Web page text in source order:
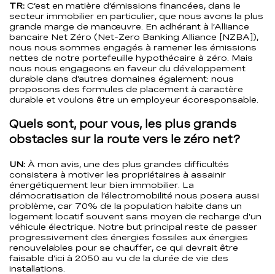
TR: C’est en matière d’émissions financées, dans le
secteur immobilier en particulier, que nous avons la plus
grande marge de manœuvre. En adhérant à l’Alliance
bancaire Net Zéro (Net-Zero Banking Alliance [NZBA]),
nous nous sommes engagés à ramener les émissions
nettes de notre portefeuille hypothécaire à zéro. Mais
nous nous engageons en faveur du développement
durable dans d’autres domaines également: nous
proposons des formules de placement à caractère
durable et voulons être un employeur écoresponsable.
Quels sont, pour vous, les plus grands
obstacles sur la route vers le zéro net?
UN: À mon avis, une des plus grandes difficultés
consistera à motiver les propriétaires à assainir
énergétiquement leur bien immobilier. La
démocratisation de l’électromobilité nous posera aussi
problème, car 70% de la population habite dans un
logement locatif souvent sans moyen de recharge d’un
véhicule électrique. Notre but principal reste de passer
progressivement des énergies fossiles aux énergies
renouvelables pour se chauffer, ce qui devrait être
faisable d’ici à 2050 au vu de la durée de vie des
installations.